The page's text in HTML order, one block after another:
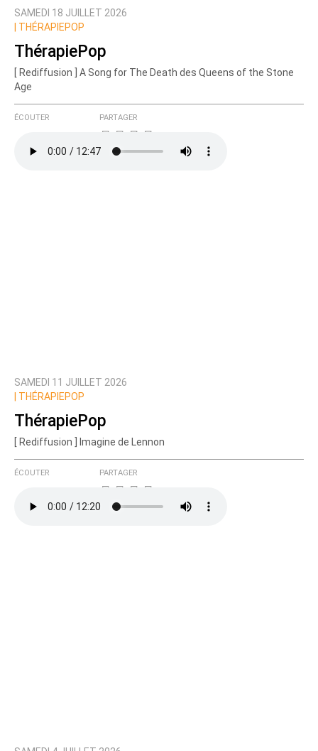
SAMEDI 18 JUILLET 2026
THÉRAPIEPOP
ThérapiePop
[ Rediffusion ] A Song for The Death des Queens of the Stone
Age
ÉCOUTER PARTAGER
SAMEDI 11 JUILLET 2026
THÉRAPIEPOP
ThérapiePop
[ Rediffusion ] Imagine de Lennon
ÉCOUTER PARTAGER